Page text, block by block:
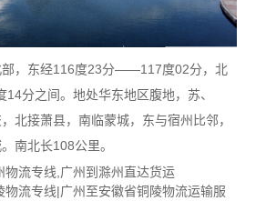
部，东经116度23分——117度02分，北
分之间。地处华东地区腹地，苏、
北接萧县，南临蒙城，东与宿州比邻，
南北长108公里。
物流专线,广州到滁州直达货运
物流专线|广州至安徽省铜陵物流运输服